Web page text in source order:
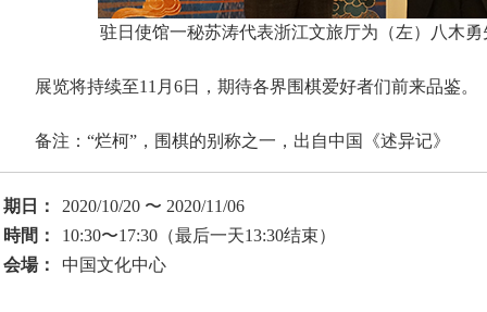
驻日使馆一秘苏涛代表浙江文旅厅为（左）八木
展览将持续至11月6日，期待各界围棋爱好者们前来品鉴。
备注：“烂柯”，围棋的别称之一，出自中国《述异记》
期日：
2020/10/20 〜 2020/11/06
時間：
10:30〜17:30（最后一天13:30结束）
会場：
中国文化中心